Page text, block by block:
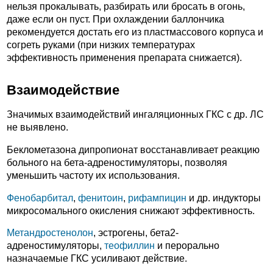
нельзя прокалывать, разбирать или бросать в огонь,
даже если он пуст. При охлаждении баллончика
рекомендуется достать его из пластмассового корпуса и
согреть руками (при низких температурах
эффективность применения препарата снижается).
Взаимодействие
Значимых взаимодействий ингаляционных ГКС с др. ЛС
не выявлено.
Беклометазона дипропионат восстанавливает реакцию
больного на бета-адреностимуляторы, позволяя
уменьшить частоту их использования.
Фенобарбитал, фенитоин, рифампицин и др. индукторы
микросомального окисления снижают эффективность.
Метандростенолон, эстрогены, бета2-
адреностимуляторы, теофиллин и перорально
назначаемые ГКС усиливают действие.